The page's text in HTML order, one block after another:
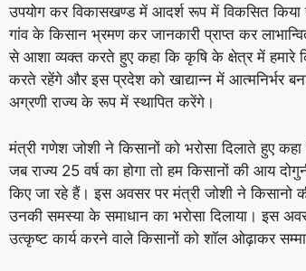
उपयोग कर विकासखण्ड में आदर्श रूप में विकसित
गांव के किसान भ्रमण कर जानकारी प्राप्त कर
से आशा व्यक्त करते हुए कहा कि कृषि के क्षेत्र में हमारे
करते रहेंगे और इस प्रदेश को खाद्यान्न में आत्मनिर्भर
अग्रणी राज्य के रूप में स्थापित करेंगे।
मंत्री गणेश जोशी ने किसानों को भरोसा दिलाते हुए
जब राज्य 25 वर्ष का होगा तो हम किसानों की आय
किए जा रहे हैं। इस अवसर पर मंत्री जोशी ने किसानो
उनकी समस्या के समाधान का भरोसा दिलाया। इस
उत्कृष्ट कार्य करने वाले किसानों को शॉल ओढ़ाकर